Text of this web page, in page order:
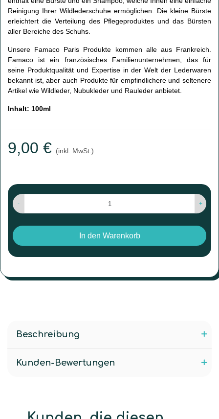
(2 Bewertungen)
Reinigung Ihrer Wildlederschuhe ermöglichen. Die kleine Bürste
erleichtert die Verteilung des Pflegeproduktes und das Bürsten
aller Bereiche des Schuhs.
Unsere Famaco Paris Produkte kommen alle aus Frankreich.
Famaco ist ein französisches Familienunternehmen, das für
seine Produktqualität und Expertise in der Welt der Lederwaren
bekannt ist, aber auch Produkte für empfindlichere und seltenere
Artikel wie Wildleder, Nubukleder und Rauleder anbietet.
Inhalt: 100ml
9,00 € (inkl. MwSt.)
- +
In den Warenkorb
Beschreibung
Kunden-Bewertungen